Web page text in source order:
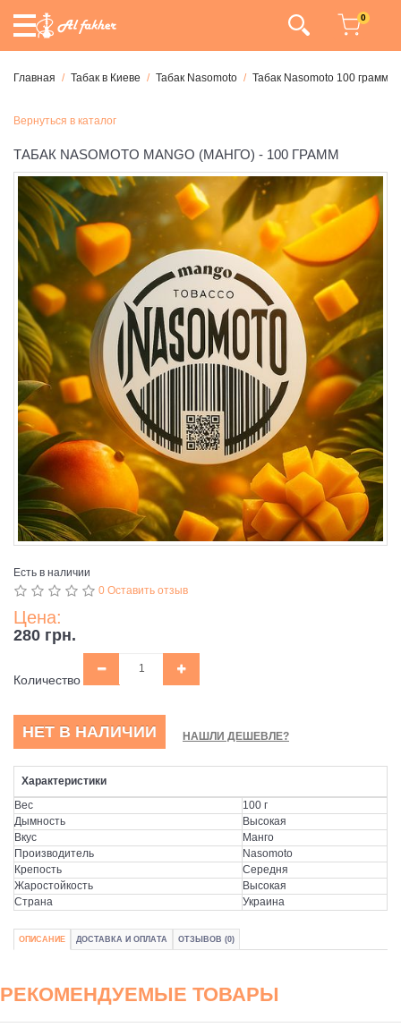
0
Главная Табак в Киеве Табак Nasomoto Табак Nasomoto 100 грамм
Вернуться в каталог
ТАБАК NASOMOTO MANGO (МАНГО) - 100 ГРАММ
Есть в наличии
0 Оставить отзыв
Цена:
280 грн.
Количество
НЕТ В НАЛИЧИИ НАШЛИ ДЕШЕВЛЕ?
Характеристики
Вес
100 г
Дымность
Высокая
Вкус
Манго
Производитель
Nasomoto
Крепость
Середня
Жаростойкость
Высокая
Страна
Украина
ОПИСАНИЕ ДОСТАВКА И ОПЛАТА ОТЗЫВОВ (0)
РЕКОМЕНДУЕМЫЕ ТОВАРЫ